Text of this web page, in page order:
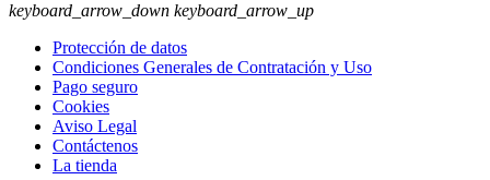
keyboard_arrow_down keyboard_arrow_up
Protección de datos
Condiciones Generales de Contratación y Uso
Pago seguro
Cookies
Aviso Legal
Contáctenos
La tienda